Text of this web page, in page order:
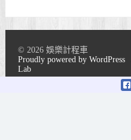
© 2026 娛樂計程車
Proudly powered by WordPress
Lab